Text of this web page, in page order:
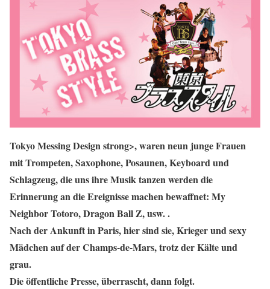
Tokyo Messing Design strong>, waren neun junge Frauen
mit Trompeten, Saxophone, Posaunen, Keyboard und
Schlagzeug, die uns ihre Musik tanzen werden die
Erinnerung an die Ereignisse machen bewaffnet: My
Neighbor Totoro, Dragon Ball Z, usw. .
Nach der Ankunft in Paris, hier sind sie, Krieger und sexy
Mädchen auf der Champs-de-Mars, trotz der Kälte und
grau.
Die öffentliche Presse, überrascht, dann folgt.